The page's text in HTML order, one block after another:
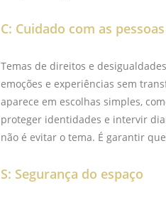
C: Cuidado com as pessoas
Temas de direitos e
emoções e experiências sem
aparece em escolhas simples,
proteger identidades e intervir
não é evitar o tema. É garantir
S: Segurança do espaço